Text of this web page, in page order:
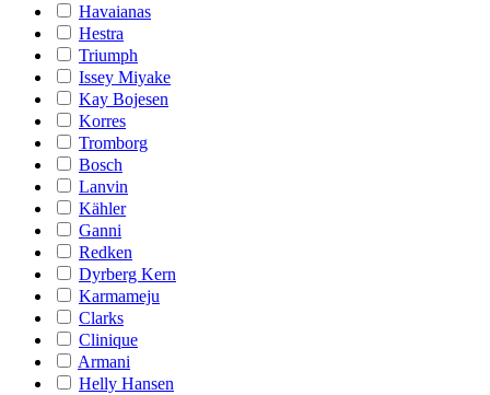
Havaianas
Hestra
Triumph
Issey Miyake
Kay Bojesen
Korres
Tromborg
Bosch
Lanvin
Kähler
Ganni
Redken
Dyrberg Kern
Karmameju
Clarks
Clinique
Armani
Helly Hansen